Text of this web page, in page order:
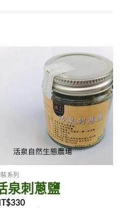
系列
泉刺蔥鹽
330